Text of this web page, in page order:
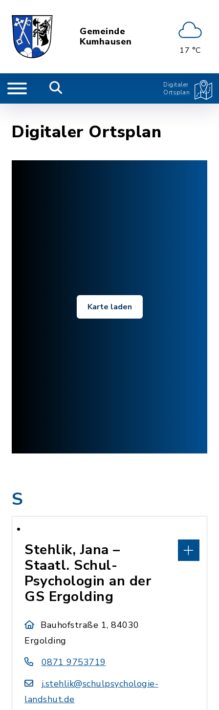
Gemeinde
Kumhausen
17 °C
Digitaler
Ortsplan
Digitaler Ortsplan
Karte laden
S
Stehlik, Jana –
Staatl. Schul-
Psychologin an der
GS Ergolding
Bauhofstraße 1, 84030
Ergolding
0871 9753719
j.stehlik@schulpsychologie-
landshut.de